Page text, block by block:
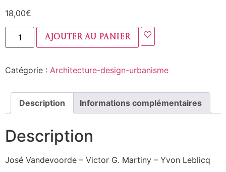
18,00€
Ajouter au panier
Catégorie : Architecture-design-urbanisme
Description Informations complémentaires
Description
José Vandevoorde – Victor G. Martiny – Yvon Leblicq